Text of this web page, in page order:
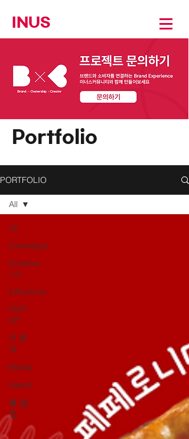
INUS
Portfolio
PORTFOLIO
All
Campaign
Creative
/ AI
Influencer
POP-
UP
AI 분
석
Media
Award
홈-팝
업
All